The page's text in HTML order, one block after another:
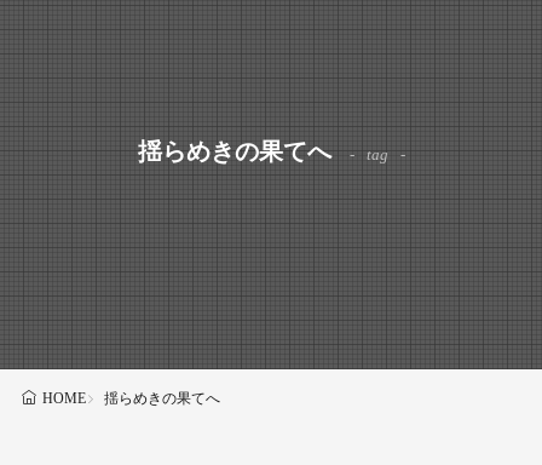
揺らめきの果てへ tag
HOME 揺らめきの果てへ